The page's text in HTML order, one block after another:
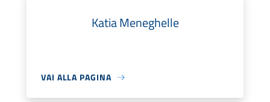
Katia Meneghelle
VAI ALLA PAGINA